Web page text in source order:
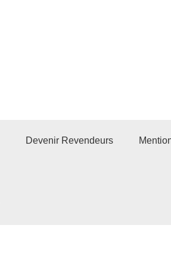
Devenir Revendeurs